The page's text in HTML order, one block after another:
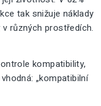
tak snižuje náklady
různých prostředích.
kompatibility,
„kompatibilní